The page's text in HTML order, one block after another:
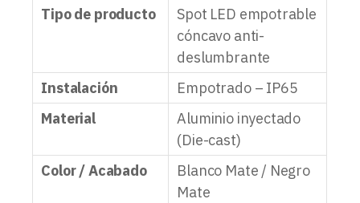
Tipo de producto
Spot LED empotrable
cóncavo anti-
deslumbrante
Instalación
Empotrado – IP65
Material
Aluminio inyectado
(Die-cast)
Color / Acabado
Blanco Mate / Negro
Mate